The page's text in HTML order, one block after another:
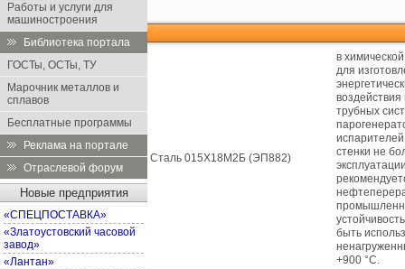
Работы и услуги для
машиностроения
Библиотека портала
ГОСТы, ОСТы, ТУ
Марочник металлов и
сплавов
Бесплатные программы
Реклама на портале
Отраслевой форум
Новые предприятия
«СПЕЦПОСТАВКА»
«Златоустовский часовой
завод»
«Лантан»
Сталь 015Х18М2Б (ЭП882)
в
для
трубных
стенки не
быть
+900 °С.